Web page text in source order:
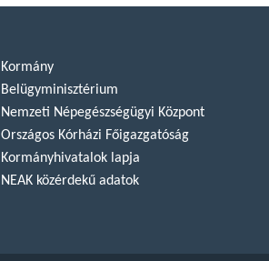
Kormány
Belügyminisztérium
Nemzeti Népegészségügyi Központ
Országos Kórházi Főigazgatóság
Kormányhivatalok lapja
NEAK közérdekű adatok